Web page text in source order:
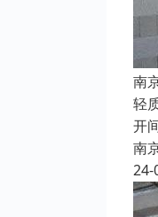
南
轻
开
南
24-